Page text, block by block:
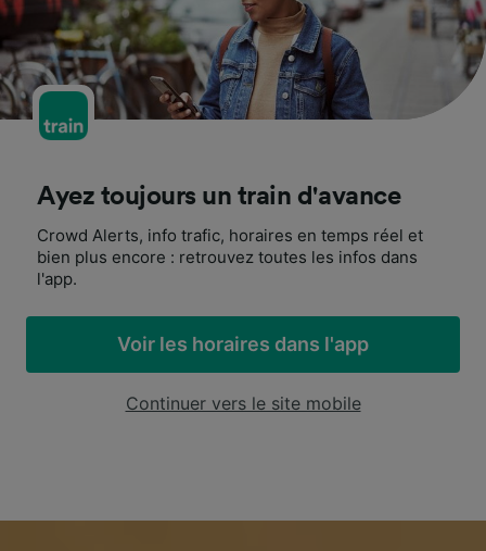
Ayez toujours un train d'avance
Crowd Alerts, info trafic, horaires en temps réel et
bien plus encore : retrouvez toutes les infos dans
l'app.
Voir les horaires dans l'app
Continuer vers le site mobile